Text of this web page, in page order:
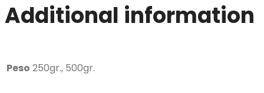
Additional information
Peso 250gr., 500gr.